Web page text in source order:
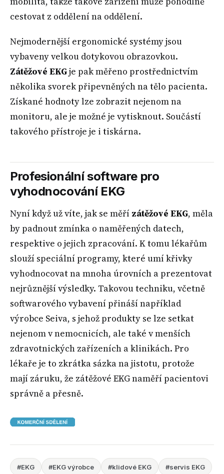
cestovat z oddělení na oddělení.
Nejmodernější ergonomické systémy jsou
vybaveny velkou dotykovou obrazovkou.
Zátěžové EKGje pak měřeno prostřednictvím
několika svorek připevněných na tělo pacienta.
Získané hodnoty lze zobrazit nejenom na
monitoru, ale je možné je vytisknout. Součástí
takového přístroje je i tiskárna.
Profesionální software pro
vyhodnocování EKG
Nyní když už víte, jak se měří zátěžové EKG, měla
by padnout zmínka o naměřených datech,
respektive o jejich zpracování. K tomu lékařům
slouží speciální programy, které umí křivky
vyhodnocovat na mnoha úrovních a prezentovat
nejrůznější výsledky. Takovou techniku, včetně
softwarového vybavení přináší například
výrobce Seiva, s jehož produkty se lze setkat
nejenom v nemocnicích, ale také v menších
zdravotnických zařízeních a klinikách. Pro
lékaře je to zkrátka sázka na jistotu, protože
mají záruku, že zátěžové EKG naměří pacientovi
správně a přesně.
#EKG #EKG výrobce #klidové EKG #servis EKG